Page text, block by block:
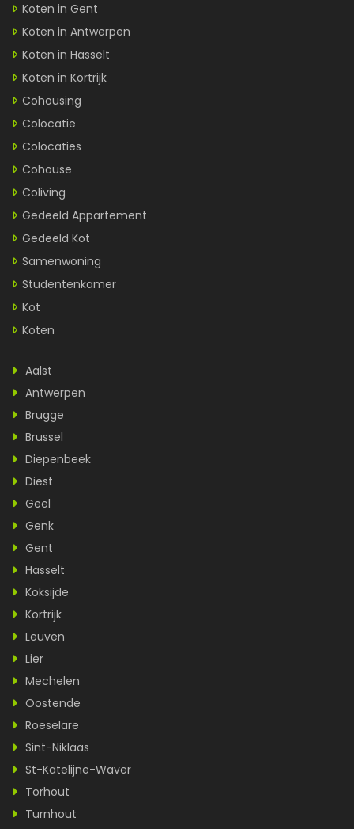
Koten in Gent
Koten in Antwerpen
Koten in Hasselt
Koten in Kortrijk
Cohousing
Colocatie
Colocaties
Cohouse
Coliving
Gedeeld Appartement
Gedeeld Kot
Samenwoning
Studentenkamer
Kot
Koten
Aalst
Antwerpen
Brugge
Brussel
Diepenbeek
Diest
Geel
Genk
Gent
Hasselt
Koksijde
Kortrijk
Leuven
Lier
Mechelen
Oostende
Roeselare
Sint-Niklaas
St-Katelijne-Waver
Torhout
Turnhout